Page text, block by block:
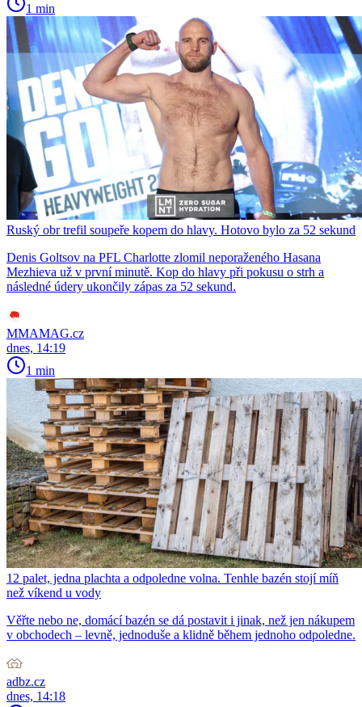
1 min
Ruský obr trefil soupeře kopem do hlavy. Hotovo bylo za 52 sekund
Denis Goltsov na PFL Charlotte zlomil neporaženého Hasana
Mezhieva už v první minutě. Kop do hlavy při pokusu o strh a
následné údery ukončily zápas za 52 sekund.
MMAMAG.cz
dnes, 14:19
1 min
12 palet, jedna plachta a odpoledne volna. Tenhle bazén stojí míň
než víkend u vody
Věřte nebo ne, domácí bazén se dá postavit i jinak, než jen nákupem
v obchodech – levně, jednoduše a klidně během jednoho odpoledne.
adbz.cz
dnes, 14:18